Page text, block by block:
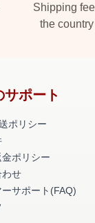
Shipping
the
サポート
ポリシー
ポリシー
わせ
サポート(FAQ)